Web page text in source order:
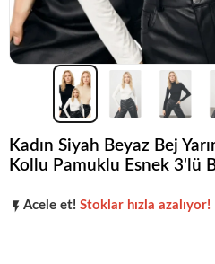
Kadın Siyah Beyaz Bej
Kollu Pamuklu Esnek 3'lü
Popüler seçim!Gardırobunuz
Acele et! Stoklar hızla azalıyor!